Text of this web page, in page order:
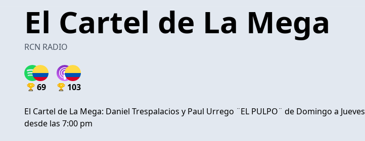
El Cartel de La Mega
RCN RADIO
69 103
El Cartel de La Mega: Daniel Trespalacios y Paul Urrego ¨EL PULPO¨ de Domingo a Jueves
desde las 7:00 pm